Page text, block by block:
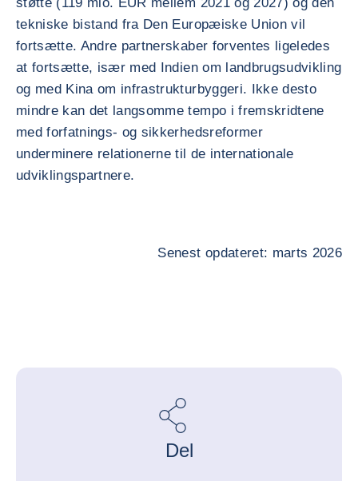
tekniske bistand fra Den Europæiske Union vil
fortsætte. Andre partnerskaber forventes ligeledes
at fortsætte, især med Indien om landbrugsudvikling
og med Kina om infrastrukturbyggeri. Ikke desto
mindre kan det langsomme tempo i fremskridtene
med forfatnings- og sikkerhedsreformer
underminere relationerne til de internationale
udviklingspartnere.
Senest opdateret: marts 2026
Del